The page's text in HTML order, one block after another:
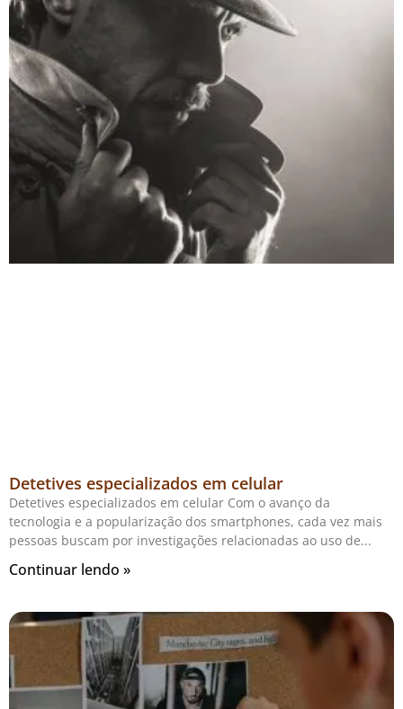
Detetives especializados em celular
Detetives especializados em celular Com o avanço da
tecnologia e a popularização dos smartphones, cada vez mais
pessoas buscam por investigações relacionadas ao uso de
Continuar lendo »